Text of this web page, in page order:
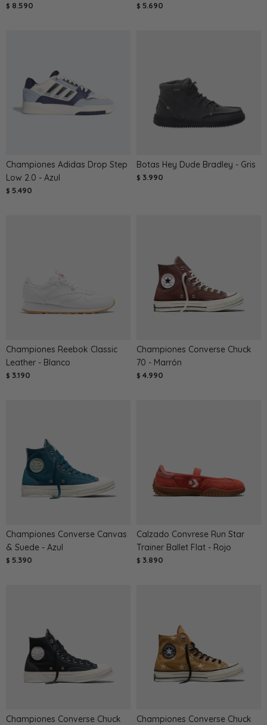
$ 8.590 $ 5.690
Championes Adidas Drop Step
Low 2.0 - Azul
$ 5.490
Botas Hey Dude Bradley - Gris
$ 3.990
Championes Reebok Classic
Leather - Blanco
$ 3.190
Championes Converse Chuck
70 - Marrón
$ 4.990
Championes Converse Canvas
& Suede - Azul
$ 5.390
Calzado Convrese Run Star
Trainer Ballet Flat - Rojo
$ 3.890
Championes Converse Chuck
Championes Converse Chuck